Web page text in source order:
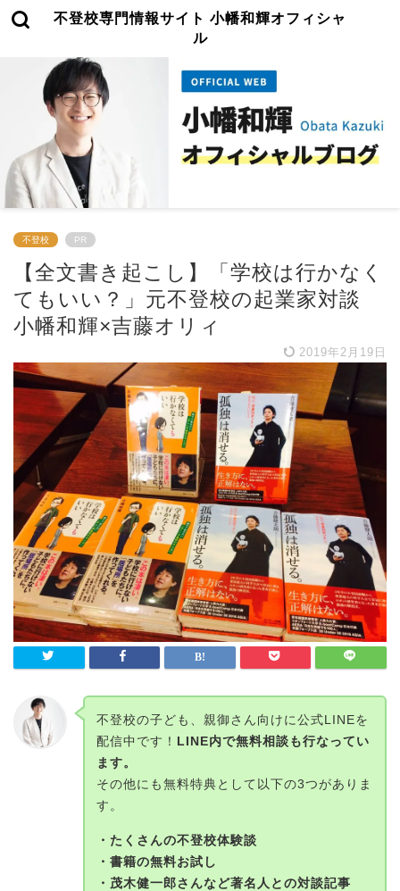
不登校専門情報サイト 小幡和輝オフィシャ
ル
不登校 PR
【全文書き起こし】「学校は行かなく
てもいい？」元不登校の起業家対談
小幡和輝×吉藤オリィ
2019年2月19日
不登校の子ども、親御さん向けに公式LINEを
配信中です！ LINE内で無料相談も行なってい
ます。
その他にも無料特典として以下の3つがありま
す。
・たくさんの不登校体験談
・書籍の無料お試し
・茂木健一郎さんなど著名人との対談記事